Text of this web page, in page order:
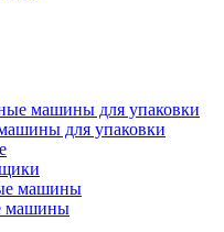
машины для упаковки
для упаковки
машины
машины